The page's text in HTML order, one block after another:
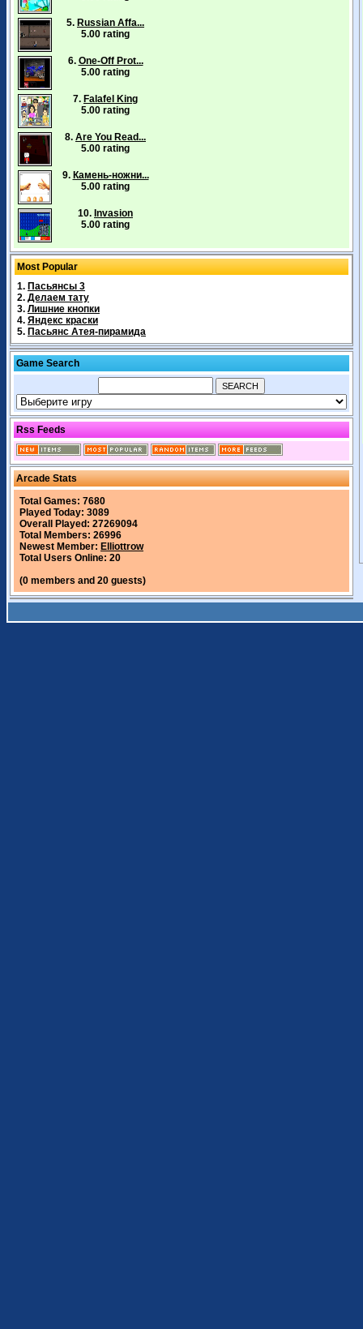
5. Russian Affa...
5.00 rating
6. One-Off Prot...
5.00 rating
7. Falafel King
5.00 rating
8. Are You Read...
5.00 rating
9. Камень-ножни...
5.00 rating
10. Invasion
5.00 rating
Most Popular
1. Пасьянсы 3
2. Делаем тату
3. Лишние кнопки
4. Яндекс краски
5. Пасьянс Атея-пирамида
Game Search
Rss Feeds
Arcade Stats
Total Games: 7680
Played Today: 3089
Overall Played: 27269094
Total Members: 26996
Newest Member: Elliottrow
Total Users Online: 20
(0 members and 20 guests)